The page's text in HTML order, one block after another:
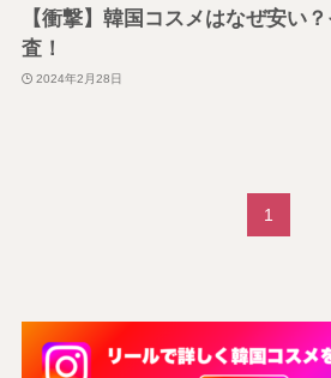
【衝撃】韓国コスメはなぜ安い
査！
2024年2月28日
1